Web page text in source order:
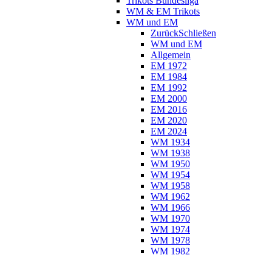
WM & EM Trikots
WM und EM
ZurückSchließen
WM und EM
Allgemein
EM 1972
EM 1984
EM 1992
EM 2000
EM 2016
EM 2020
EM 2024
WM 1934
WM 1938
WM 1950
WM 1954
WM 1958
WM 1962
WM 1966
WM 1970
WM 1974
WM 1978
WM 1982